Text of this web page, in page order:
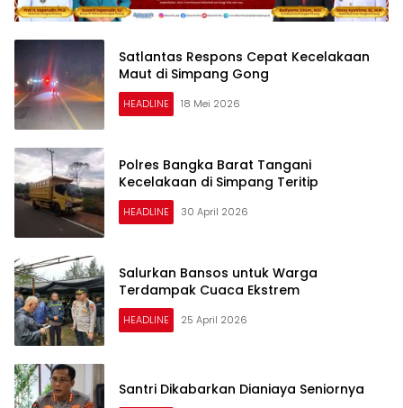
Satlantas Respons Cepat Kecelakaan
Maut di Simpang Gong
HEADLINE 18 Mei 2026
Polres Bangka Barat Tangani
Kecelakaan di Simpang Teritip
HEADLINE 30 April 2026
Salurkan Bansos untuk Warga
Terdampak Cuaca Ekstrem
HEADLINE 25 April 2026
Santri Dikabarkan Dianiaya Seniornya